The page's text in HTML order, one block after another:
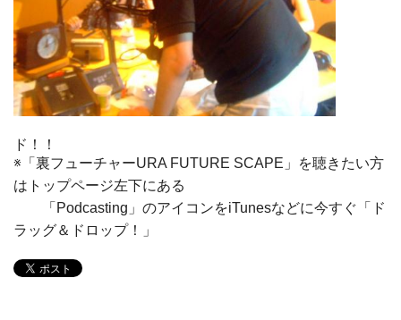
ド！！
※「裏フューチャーURA FUTURE SCAPE」を聴きたい方
はトップページ左下にある
「Podcasting」のアイコンをiTunesなどに今すぐ「ド
ラッグ＆ドロップ！」